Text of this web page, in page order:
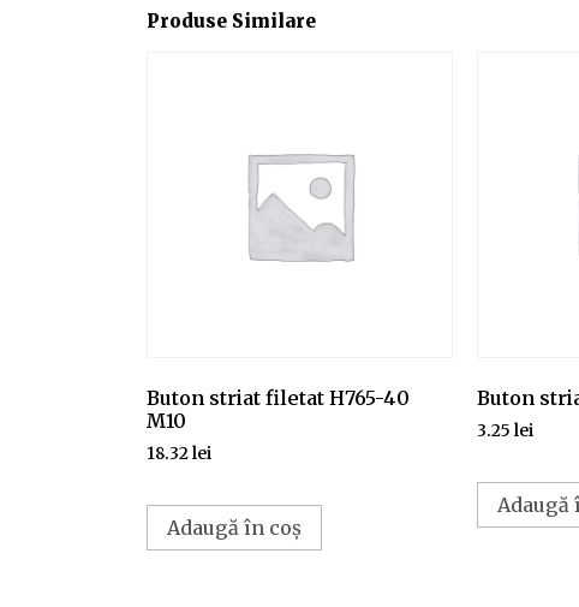
Produse Similare
Buton striat filetat H765-40
M10
18.32lei
Adaugă în coș
Buton
3.25 lei
Adaugă